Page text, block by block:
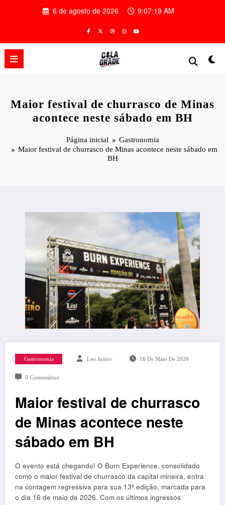
6 de agosto de 2026 9:07:20 AM
Maior festival de churrasco de Minas
acontece neste sábado em BH
Página inicial
Gastronomia
Maior festival de churrasco de Minas acontece neste sábado em
BH
Gastronomia Leo Junior 16 De Maio De 2026
0 Comentários
Maior festival de churrasco
de Minas acontece neste
sábado em BH
O evento está chegando! O Burn Experience, consolidado
como o maior festival de churrasco da capital mineira, entra
na contagem regressiva para sua 13ª edição, marcada para
o dia 16 de maio de 2026. Com os últimos ingressos